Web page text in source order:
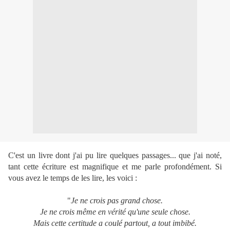
C'est un livre dont j'ai pu lire quelques passages... que j'ai noté,
tant cette écriture est magnifique et me parle profondément. Si
vous avez le temps de les lire, les voici :
"Je ne crois pas grand chose.
Je ne crois même en vérité qu'une seule chose.
Mais cette certitude a coulé partout, a tout imbibé.